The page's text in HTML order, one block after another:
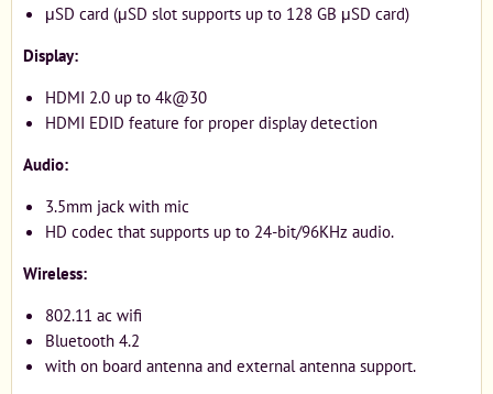
μSD card (μSD slot supports up to 128 GB μSD card)
Display:
HDMI 2.0 up to 4k@30
HDMI EDID feature for proper display detection
Audio:
3.5mm jack with mic
HD codec that supports up to 24-bit/96KHz audio.
Wireless:
802.11 ac wifi
Bluetooth 4.2
with on board antenna and external antenna support.